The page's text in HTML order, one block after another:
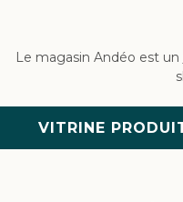
Le magasin Andéo est un
VITRINE